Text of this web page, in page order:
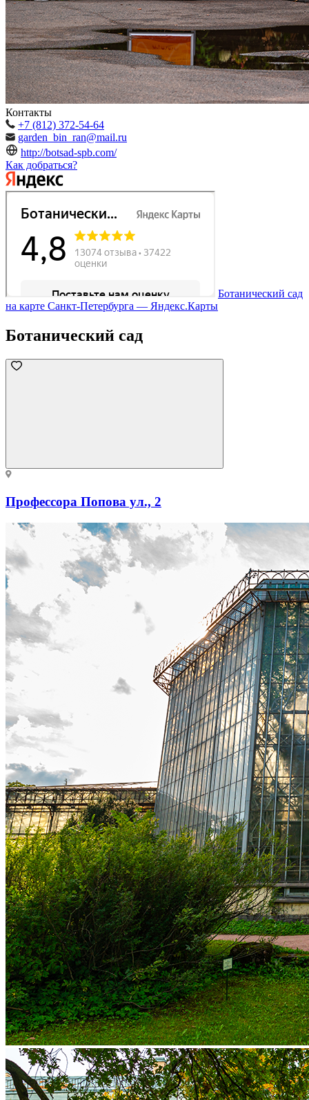
Контакты
+7 (812) 372-54-64
garden_bin_ran@mail.ru
http://botsad-spb.com/
Как добраться?
Ботанический сад
на карте Санкт‑Петербурга — Яндекс.Карты
Ботанический сад
Профессора Попова ул., 2